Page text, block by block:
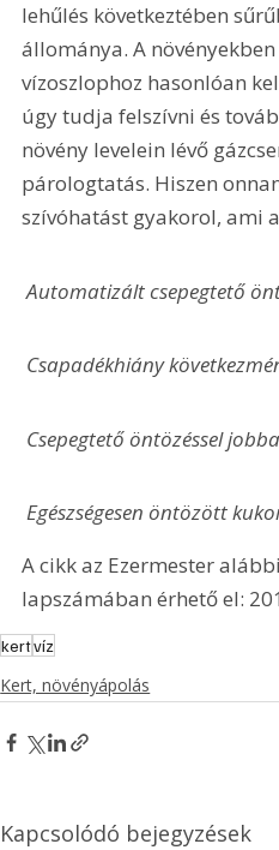
lehűlés következtében
állománya. A
vízoszlophoz hasonlóan
úgy tudja felszívni és
növény levelein lévő
párologtatás. Hiszen
szívóhatást gyakorol, ami
Automatizált csepegtető
Csapadékhiány
Csepegtető öntözéssel
Egészségesen öntözött
A cikk az Ezermester
lapszámában érhető el:
kertvíz
Kert, növényápolás
Kapcsolódó bejegyzések